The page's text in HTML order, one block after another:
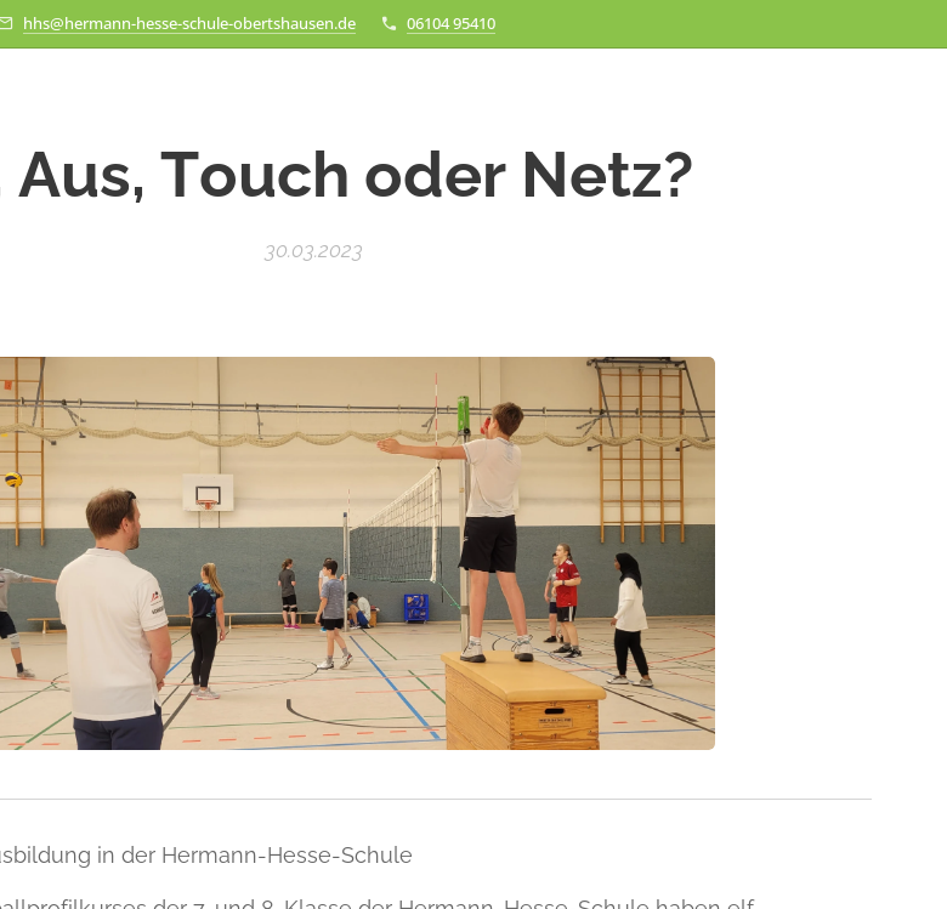
hhs@hermann-hesse-schule-obertshausen.de 06104 95410
Aus, Touch oder Netz?
30.03.2023
in der Hermann-Hesse-Schule